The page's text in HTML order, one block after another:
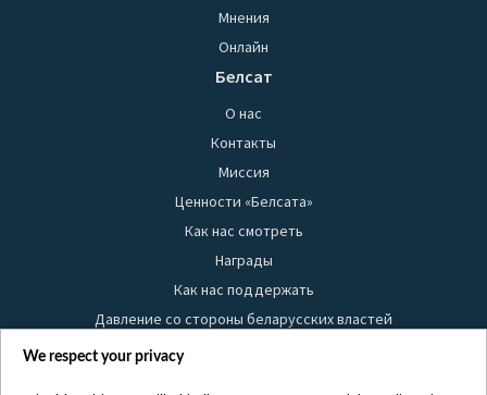
Мнения
Онлайн
Белсат
О нас
Контакты
Миссия
Ценности «Белсата»
Как нас смотреть
Награды
Как нас поддержать
Давление со стороны беларусских властей
Правила использования материалов
We respect your privacy